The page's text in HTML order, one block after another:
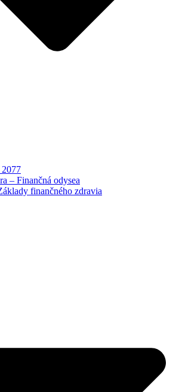
2077
– Finančná odysea
finančného zdravia